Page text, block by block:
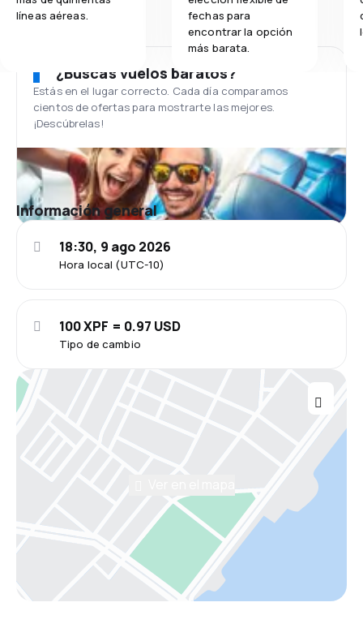
líneas aéreas.
fechas para
encontrar la opción
más barata.
¿Buscas vuelos baratos?
Estás en el lugar correcto. Cada día comparamos
cientos de ofertas para mostrarte las mejores.
¡Descúbrelas!
Información general
Hora local (UTC-10)
18:30, 9 ago 2026
Tipo de cambio
100 XPF = 0.97 USD